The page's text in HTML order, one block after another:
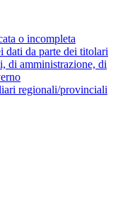
o incompleta
dati da parte dei titolari
di amministrazione, di
regionali/provinciali